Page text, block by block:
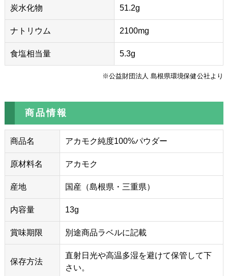
炭水化物 51.2g
ナトリウム 2100mg
食塩相当量 5.3g
※公益財団法人 島根県環境保健公社より
商品情報
商品名 アカモク純度100%パウダー
原材料名 アカモク
産地 国産（島根県・三重県）
内容量 13g
賞味期限 別途商品ラベルに記載
保存方法
直射日光や高温多湿を避けて保管して下
さい。